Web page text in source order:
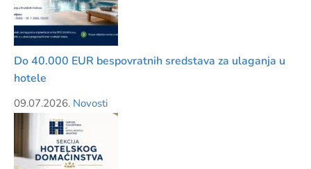
Do 40.000 EUR bespovratnih sredstava za ulaganja u
hotele
09.07.2026. Novosti